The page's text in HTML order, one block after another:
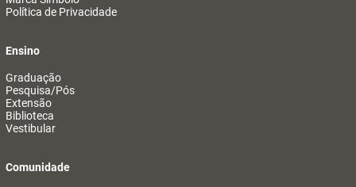
Política de Privacidade
Ensino
Graduação
Pesquisa/Pós
Extensão
Biblioteca
Vestibular
Comunidade